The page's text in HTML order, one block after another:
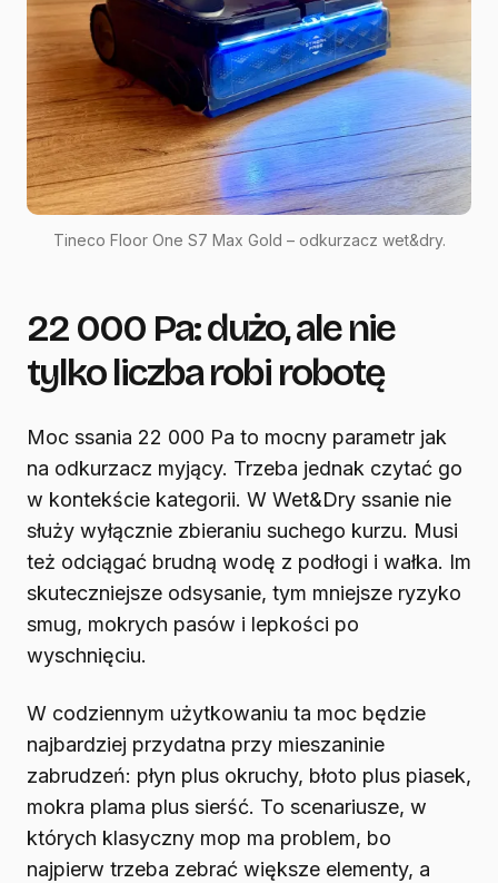
Tineco Floor One S7 Max Gold – odkurzacz wet&dry.
22 000 Pa: dużo, ale nie
tylko liczba robi robotę
Moc ssania 22 000 Pa to mocny parametr jak
na odkurzacz myjący. Trzeba jednak czytać go
w kontekście kategorii. W Wet&Dry ssanie nie
służy wyłącznie zbieraniu suchego kurzu. Musi
też odciągać brudną wodę z podłogi i wałka. Im
skuteczniejsze odsysanie, tym mniejsze ryzyko
smug, mokrych pasów i lepkości po
wyschnięciu.
W codziennym użytkowaniu ta moc będzie
najbardziej przydatna przy mieszaninie
zabrudzeń: płyn plus okruchy, błoto plus piasek,
mokra plama plus sierść. To scenariusze, w
których klasyczny mop ma problem, bo
najpierw trzeba zebrać większe elementy, a